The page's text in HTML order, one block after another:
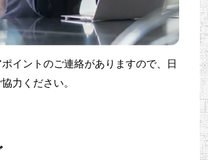
イントのご連絡がありますので、日
力ください。